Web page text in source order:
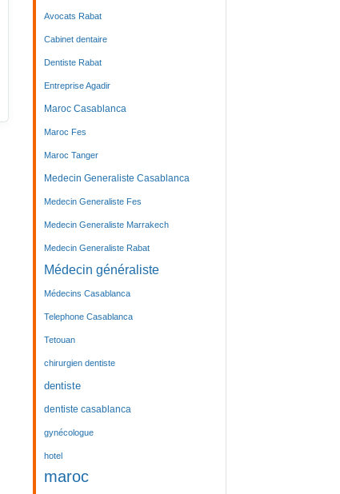
Avocats Rabat
Cabinet dentaire
Dentiste Rabat
Entreprise Agadir
Maroc Casablanca
Maroc Fes
Maroc Tanger
Medecin Generaliste Casablanca
Medecin Generaliste Fes
Medecin Generaliste Marrakech
Medecin Generaliste Rabat
Médecin généraliste
Médecins Casablanca
Telephone Casablanca
Tetouan
chirurgien dentiste
dentiste
dentiste casablanca
gynécologue
hotel
maroc